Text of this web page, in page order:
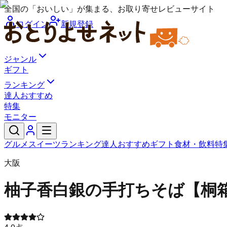
全国の「おいしい」が集まる、お取り寄せレビューサイト
ログイン
新規登録
ジャンル
ギフト
ランキング
達人おすすめ
特集
モニター
グルメ スイーツランキング達人おすすめギフト 食材・飲料特
大阪
柚子香白銀の手打ちそば【桐